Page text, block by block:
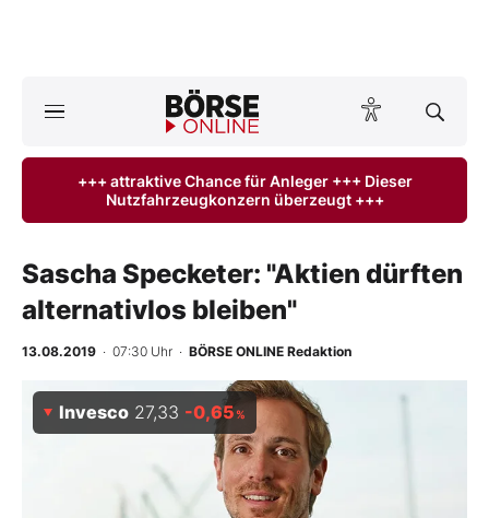
ktuelle Ausgabe BÖRSE ONLINE lesen
Finanz-Check
BO-Musterdepots
+++ attraktive Chance für Anleger +++ Dieser
Nutzfahrzeugkonzern überzeugt +++
Sascha Specketer: "Aktien dürften
alternativlos bleiben"
13.08.2019 · 07:30 Uhr · BÖRSE ONLINE Redaktion
Invesco 27,33 -0,65%